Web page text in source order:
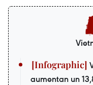
aumentan un